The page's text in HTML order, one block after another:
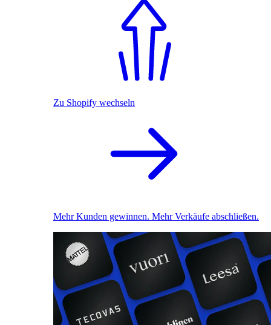
Zu Shopify wechseln
Mehr Kunden gewinnen. Mehr Verkäufe abschließen.